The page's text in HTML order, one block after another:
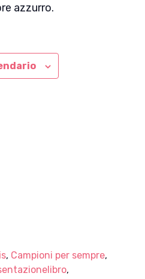
azzurro.
, Campioni per sempre,
,